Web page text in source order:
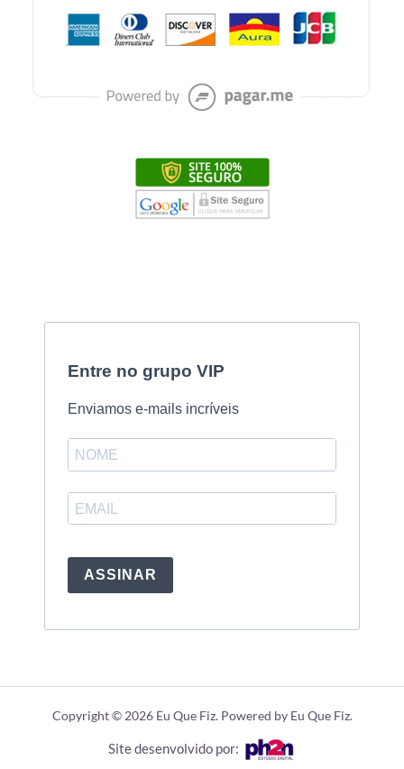
Entre no grupo VIP
Enviamos e-mails incríveis
ASSINAR
Copyright © 2026 Eu Que Fiz. Powered by Eu Que Fiz.
Site desenvolvido por: